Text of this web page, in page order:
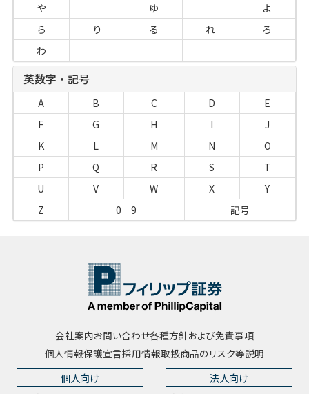
や
ゆ
よ
ら
り る れ
ろ
わ
英数字・記号
A B C D
E
F
G H I
J
K
L M N
O
P
Q R S
T
U
V W X
Y
Z
0－9 記号
会社案内お問い合わせ各種方針および免責事項
個人情報保護宣言採用情報取扱商品のリスク等説明
個人向け 法人向け